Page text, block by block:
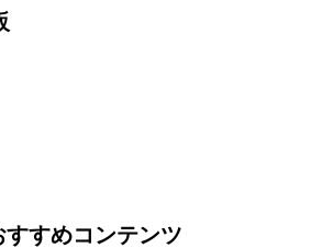
すすめコンテンツ